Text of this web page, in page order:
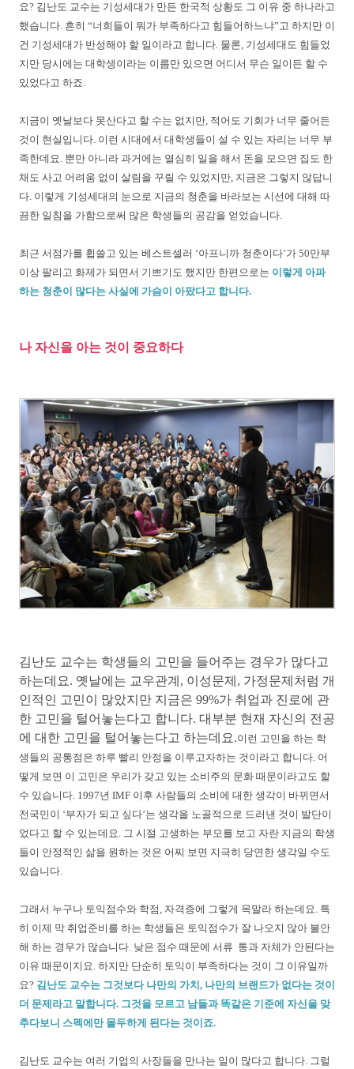
요? 김난도 교수는 기성세대가 만든 한국적 상황도 그 이유 중 하나라고
했습니다. 흔히 “너희들이 뭐가 부족하다고 힘들어하느냐”고 하지만 이
건 기성세대가 반성해야 할 일이라고 합니다. 물론, 기성세대도 힘들었
지만 당시에는 대학생이라는 이름만 있으면 어디서 무슨 일이든 할 수
있었다고 하죠.
지금이 옛날보다 못산다고 할 수는 없지만, 적어도 기회가 너무 줄어든
것이 현실입니다. 이런 시대에서 대학생들이 설 수 있는 자리는 너무 부
족한데요. 뿐만 아니라 과거에는 열심히 일을 해서 돈을 모으면 집도 한
채도 사고 어려움 없이 살림을 꾸릴 수 있었지만, 지금은 그렇지 않답니
다. 이렇게 기성세대의 눈으로 지금의 청춘을 바라보는 시선에 대해 따
끔한 일침을 가함으로써 많은 학생들의 공감을 얻었습니다.
최근 서점가를 휩쓸고 있는 베스트셀러 ‘아프니까 청춘이다’가 50만부
이상 팔리고 화제가 되면서 기쁘기도 했지만 한편으로는 이렇게 아파
하는 청춘이 많다는 사실에 가슴이 아팠다고 합니다.
나 자신을 아는 것이 중요하다
김난도 교수는 학생들의 고민을 들어주는 경우가 많다고
하는데요. 옛날에는 교우관계, 이성문제, 가정문제처럼 개
인적인 고민이 많았지만 지금은 99%가 취업과 진로에 관
한 고민을 털어놓는다고 합니다. 대부분 현재 자신의 전공
에 대한 고민을 털어놓는다고 하는데요.이런 고민을 하는 학
생들의 공통점은 하루 빨리 안정을 이루고자하는 것이라고 합니다. 어
떻게 보면 이 고민은 우리가 갖고 있는 소비주의 문화 때문이라고도 할
수 있습니다. 1997년 IMF 이후 사람들의 소비에 대한 생각이 바뀌면서
전국민이 ‘부자가 되고 싶다’는 생각을 노골적으로 드러낸 것이 발단이
었다고 할 수 있는데요. 그 시절 고생하는 부모를 보고 자란 지금의 학생
들이 안정적인 삶을 원하는 것은 어찌 보면 지극히 당연한 생각일 수도
있습니다.
그래서 누구나 토익점수와 학점, 자격증에 그렇게 목말라 하는데요. 특
히 이제 막 취업준비를 하는 학생들은 토익점수가 잘 나오지 않아 불안
해 하는 경우가 많습니다. 낮은 점수 때문에 서류 통과 자체가 안된다는
이유 때문이지요. 하지만 단순히 토익이 부족하다는 것이 그 이유일까
요? 김난도 교수는 그것보다 나만의 가치, 나만의 브랜드가 없다는 것이
더 문제라고 말합니다. 그것을 모르고 남들과 똑같은 기준에 자신을 맞
추다보니 스펙에만 몰두하게 된다는 것이죠.
김난도 교수는 여러 기업의 사장들을 만나는 일이 많다고 합니다. 그럴